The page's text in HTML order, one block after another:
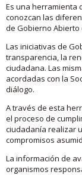
Es una herramienta
conozcan las
de Gobierno Abierto
Las iniciativas de
transparencia, la
ciudadana. Las
acordadas con la
diálogo.
A través de esta
el proceso de
ciudadanía realizar
compromisos
La información de
organismos